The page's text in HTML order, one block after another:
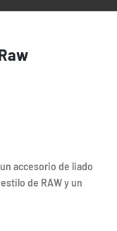
accesorio de liado
de RAW y un